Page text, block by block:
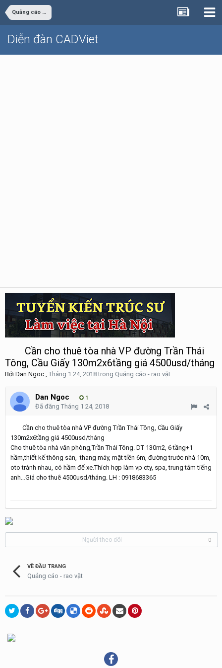
Quảng cáo - rao vặt
Diễn đàn CADViet
Cần cho thuê tòa nhà VP đường Trần Thái
Tông, Cầu Giấy 130m2x6tầng giá 4500usd/tháng
Bởi Dan Ngoc , Tháng 1 24, 2018trong Quảng cáo - rao vặt
Dan Ngoc 1
Đã đăng Tháng 1 24, 2018
Cần cho thuê tòa nhà VP đường Trần Thái Tông, Cầu Giấy
130m2x6tầng giá 4500usd/tháng
Cho thuê tòa nhà văn phòng,Trần Thái Tông. DT 130m2, 6 tầng+1
hầm,thiết kế thông sàn, thang máy, mặt tiền 6m, đường trước nhà 10m,
oto tránh nhau, có hầm để xe.Thích hợp làm vp cty, spa, trung tâm tiếng
anh…Giá cho thuê 4500usd/tháng. LH : 0918683365
Người theo dõi 0
VỀ ĐẦU TRANG
Quảng cáo - rao vặt